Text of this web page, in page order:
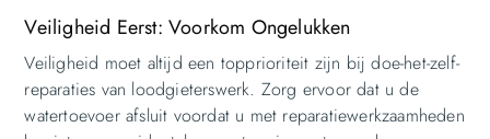
Veiligheid Eerst: Voorkom Ongelukken
Veiligheid moet altijd een topprioriteit zijn bij doe-het-zelf-
reparaties van loodgieterswerk. Zorg ervoor dat u de
watertoevoer afsluit voordat u met reparatiewerkzaamheden